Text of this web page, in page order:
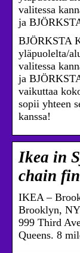
valitessa
ja
BJÖRKSTA
yläpuolelta/
valitessa
ja
vaikuttaa
sopii yhteen
kanssa!
Ikea in
chain
IKEA –
Brooklyn,
999 Third
Queens. 8